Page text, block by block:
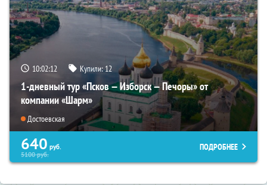
10:02:11 Купили:12
1-дневный тур «Псков — Изборск — Печоры» от
компании «Шарм»
Достоевская
640 руб.
5100руб.
ПОДРОБНЕЕ